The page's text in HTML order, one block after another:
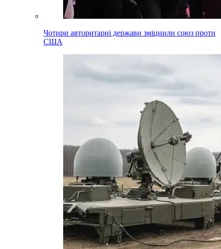
Чотири авторитарні держави зміцнили союз проти
США